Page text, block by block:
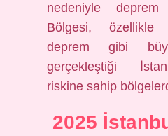
nedeniyle
Bölgesi, özellikle
deprem gibi
gerçekleştiği
riskine sahip
2025